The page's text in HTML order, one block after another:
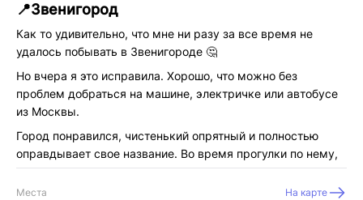
📍Звенигород
Как то удивительно, что мне ни разу за все время не
удалось побывать в Звенигороде 🤔
Но вчера я это исправила. Хорошо, что можно без
проблем добраться на машине, электричке или автобусе
из Москвы.
Город понравился, чистенький опрятный и полностью
оправдывает свое название. Во время прогулки по нему,
почти всегда меня сопровождал звон колоколов соборов
и церквей поблизости. Это придало некий шарм прогулке
Места На карте